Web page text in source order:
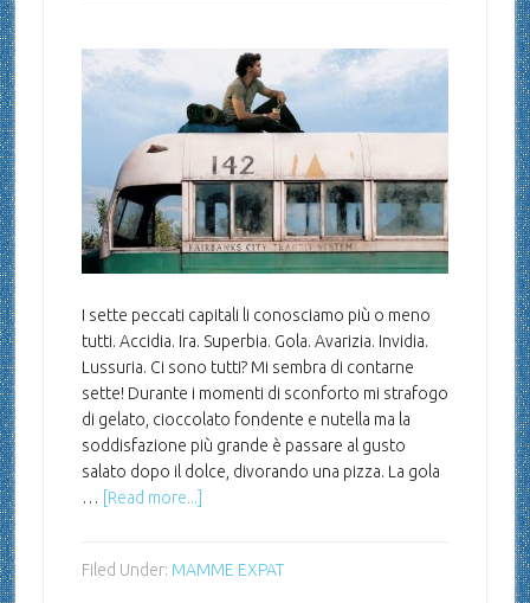
I sette peccati capitali li conosciamo più o meno
tutti. Accidia. Ira. Superbia. Gola. Avarizia. Invidia.
Lussuria. Ci sono tutti? Mi sembra di contarne
sette! Durante i momenti di sconforto mi strafogo
di gelato, cioccolato fondente e nutella ma la
soddisfazione più grande è passare al gusto
salato dopo il dolce, divorando una pizza. La gola
…
[Read more...]
Filed Under: MAMME EXPAT